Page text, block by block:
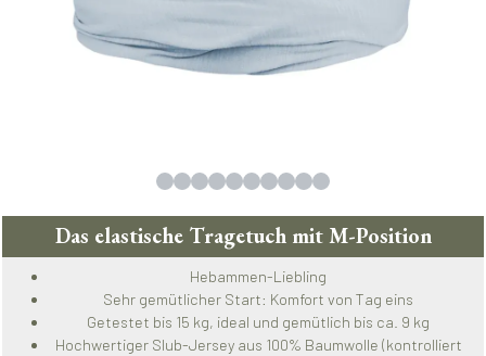
Das elastische Tragetuch mit M-Position
Hebammen-Liebling
Sehr gemütlicher Start: Komfort von Tag eins
Getestet bis 15 kg, ideal und gemütlich bis ca. 9 kg
Hochwertiger Slub-Jersey aus 100% Baumwolle (kontrolliert